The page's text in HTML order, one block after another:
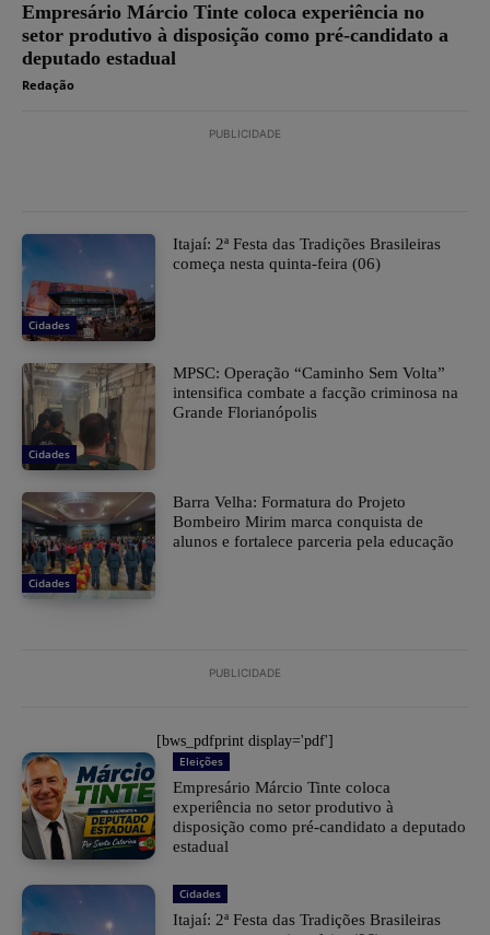
Empresário Márcio Tinte coloca experiência no
setor produtivo à disposição como pré-candidato a
deputado estadual
Redação
PUBLICIDADE
Cidades
​Itajaí: 2ª Festa das Tradições Brasileiras
começa nesta quinta-feira (06)
Cidades
MPSC: Operação “Caminho Sem Volta”
intensifica combate a facção criminosa na
Grande Florianópolis
Cidades
Barra Velha: Formatura do Projeto
Bombeiro Mirim marca conquista de
alunos e fortalece parceria pela educação
PUBLICIDADE
[bws_pdfprint display='pdf']
Eleições
Empresário Márcio Tinte coloca
experiência no setor produtivo à
disposição como pré-candidato a deputado
estadual
Cidades
​Itajaí: 2ª Festa das Tradições Brasileiras